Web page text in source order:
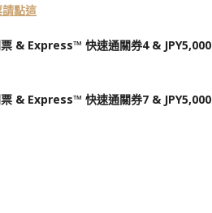
點這
& Express™ 快速通關券4 & JPY5,000
& Express™ 快速通關券7 & JPY5,000